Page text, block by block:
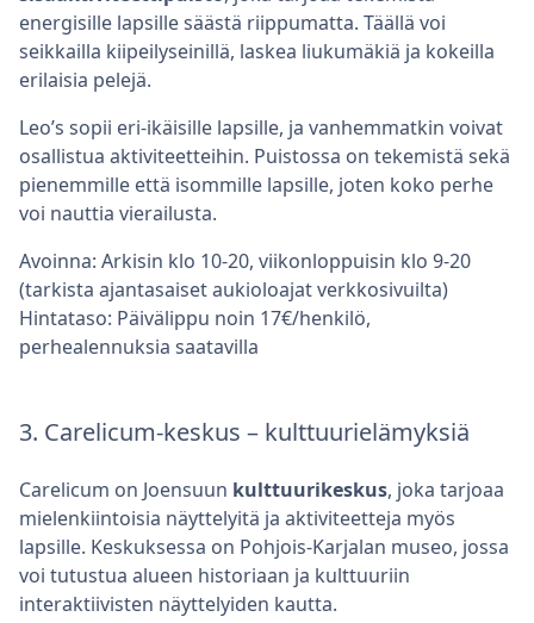
energisille lapsille säästä riippumatta. Täällä voi
seikkailla kiipeilyseinillä, laskea liukumäkiä ja kokeilla
erilaisia pelejä.
Leo’s sopii eri-ikäisille lapsille, ja vanhemmatkin voivat
osallistua aktiviteetteihin. Puistossa on tekemistä sekä
pienemmille että isommille lapsille, joten koko perhe
voi nauttia vierailusta.
Avoinna: Arkisin klo 10-20, viikonloppuisin klo 9-20
(tarkista ajantasaiset aukioloajat verkkosivuilta)
Hintataso: Päivälippu noin 17€/henkilö,
perhealennuksia saatavilla
3. Carelicum-keskus – kulttuurielämyksiä
Carelicum on Joensuun kulttuurikeskus, joka tarjoaa
mielenkiintoisia näyttelyitä ja aktiviteetteja myös
lapsille. Keskuksessa on Pohjois-Karjalan museo, jossa
voi tutustua alueen historiaan ja kulttuuriin
interaktiivisten näyttelyiden kautta.